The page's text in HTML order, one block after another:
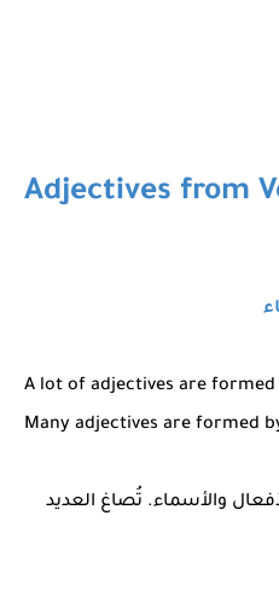
Adjectives from
A lot of adjectives are
Many adjectives are formed
والأسماء. تُصاغ العديد